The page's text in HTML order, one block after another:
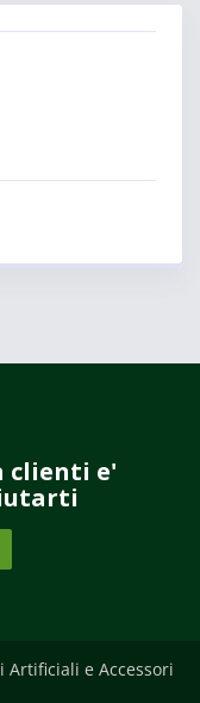
clienti e'
Artificiali e Accessori